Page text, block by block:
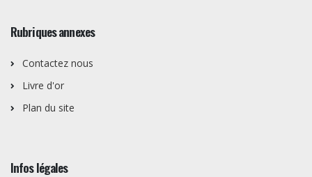
Rubriques annexes
Contactez nous
Livre d'or
Plan du site
Infos légales